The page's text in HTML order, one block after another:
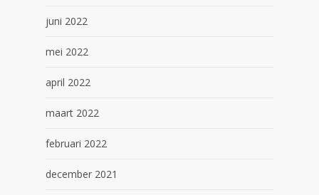
juni 2022
mei 2022
april 2022
maart 2022
februari 2022
december 2021